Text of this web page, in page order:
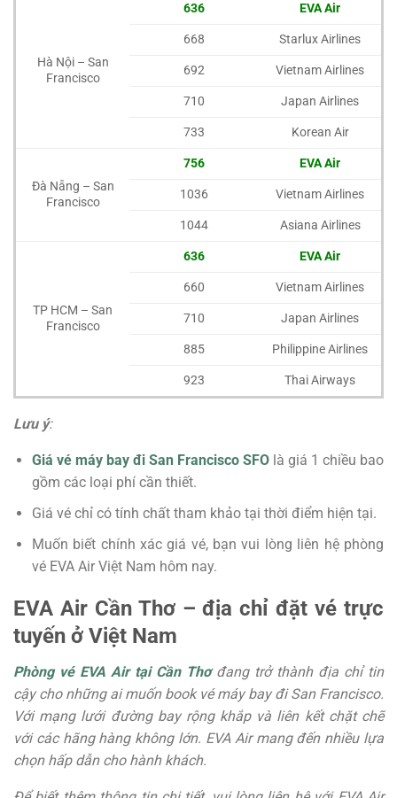
Hà Nội – San
Francisco
636 EVA Air
668 Starlux Airlines
692 Vietnam Airlines
710 Japan Airlines
733 Korean Air
Đà Nẵng – San
Francisco
756 EVA Air
1036 Vietnam Airlines
1044 Asiana Airlines
TP HCM – San
Francisco
636 EVA Air
660 Vietnam Airlines
710 Japan Airlines
885 Philippine Airlines
923 Thai Airways
Lưu ý:
Giá vé máy bay đi San Francisco SFO là giá 1 chiều bao
gồm các loại phí cần thiết.
Giá vé chỉ có tính chất tham khảo tại thời điểm hiện tại.
Muốn biết chính xác giá vé, bạn vui lòng liên hệ phòng
vé EVA Air Việt Nam hôm nay.
EVA Air Cần Thơ – địa chỉ đặt vé trực
tuyến ở Việt Nam
Phòng vé EVA Air tại Cần Thơđang trở thành địa chỉ tin
cậy cho những ai muốn book vé máy bay đi San Francisco.
Với mạng lưới đường bay rộng khắp và liên kết chặt chẽ
với các hãng hàng không lớn. EVA Air mang đến nhiều lựa
chọn hấp dẫn cho hành khách.